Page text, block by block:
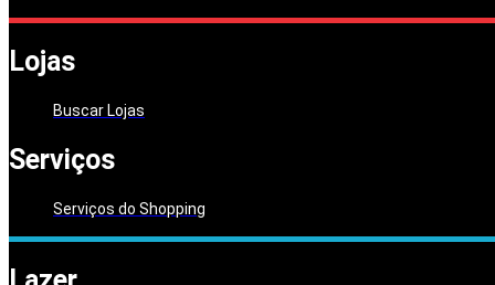
Lojas
Buscar Lojas
Serviços
Serviços do Shopping